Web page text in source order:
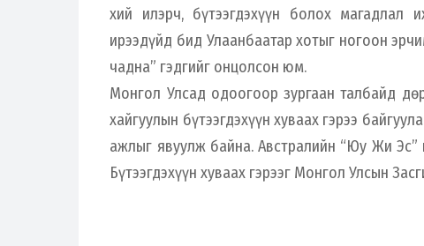
хий илэрч, бүтээгдэхүүн болох
ирээдүйд бид Улаанбаатар хотыг ногоон
чадна” гэдгийг онцолсон юм.
Монгол Улсад одоогоор зургаан талбайд
хайгуулын бүтээгдэхүүн хуваах гэрээ
ажлыг явуулж байна. Австралийн “Юу Жи
Бүтээгдэхүүн хуваах гэрээг Монгол Улсын